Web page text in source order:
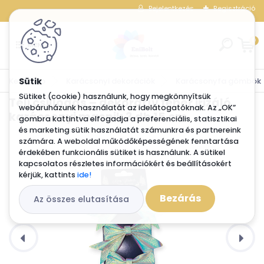
Sütiket (cookie) használunk, hogy megkönnyítsük
webáruházunk használatát az idelátogatóknak. Az „OK”
gombra kattintva elfogadja a preferenciális, statisztikai
és marketing sütik használatát számunkra és partnereink
számára. A weboldal működőképességének fenntartása
érdekében funkcionális sütiket is használunk. A sütikel
kapcsolatos részletes információkért és beállításokért
kérjük, kattints ide!
Az összes elutasítása Bezárás
Bejelentkezés Regisztráció
0
Kezdőlap Karácsonyfa gömbök
Téli csillogás – dekoratív fehér irizáló
karácsonyi masnik 3 db 15 cm